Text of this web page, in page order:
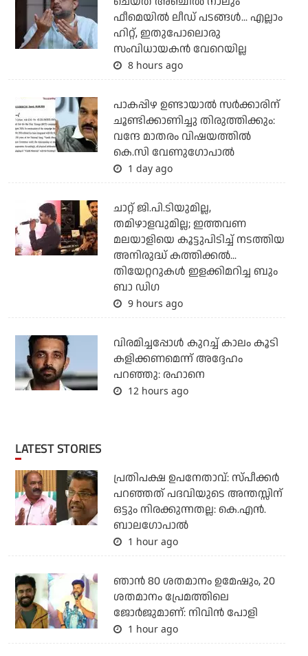
ഫീമെയില്‍ ലീഡ് പടങ്ങള്‍... എല്ലാം
ഹിറ്റ്, ഇതുപോലൊരു
സംവിധായകന്‍ വേറെയില്ല
8 hours ago
പാകപ്പിഴ ഉണ്ടായാല്‍ സര്‍ക്കാരിന്
ചൂണ്ടിക്കാണിച്ചു തിരുത്തിക്കും:
വന്ദേ മാതരം വിഷയത്തില്‍
കെ.സി വേണുഗോപാല്‍
1 day ago
ചാറ്റ് ജി.പി.ടിയുമില്ല,
തമിഴാളവുമില്ല; ഇത്തവണ
മലയാളിയെ കൂട്ടുപിടിച്ച് നടത്തിയ
അനിരുദ്ധ് കത്തിക്കല്‍...
തിയേറ്ററുകള്‍ ഇളക്കിമറിച്ച ബും
ബാ ഡിഗ
9 hours ago
വിരമിച്ചപ്പോള്‍ കുറച്ച് കാലം കൂടി
കളിക്കണമെന്ന് അദ്ദേഹം
പറഞ്ഞു: രഹാനെ
12 hours ago
LATEST STORIES
പ്രതിപക്ഷ ഉപനേതാവ്: സ്പീക്കര്‍
പറഞ്ഞത് പദവിയുടെ അന്തസ്സിന്
ഒട്ടും നിരക്കുന്നതല്ല: കെ.എന്‍.
ബാലഗോപാല്‍
1 hour ago
ഞാൻ 80 ശതമാനം ഉമേഷും, 20
ശതമാനം പ്രേമത്തിലെ
ജോർജുമാണ്: നിവിൻ പോളി
1 hour ago